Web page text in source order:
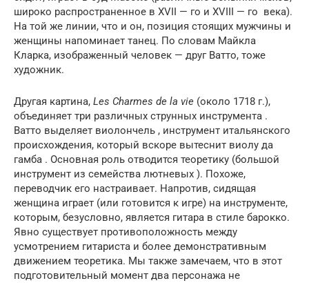
широко распространенное в XVII — го и XVIII — го века).
На той же линии, что и он, позиция стоящих мужчины и
женщины напоминает танец. По словам Майкла
Кларка, изображенный человек — друг Ватто, тоже
художник.
Другая картина, Les Charmes de la vie (около 1718 г.),
объединяет три различных струнных инструмента .
Ватто выделяет виолончель , инструмент итальянского
происхождения, который вскоре вытеснит виолу да
гамба . Основная роль отводится теоретику (большой
инструмент из семейства лютневых ). Похоже,
переводчик его настраивает. Напротив, сидящая
женщина играет (или готовится к игре) на инструменте,
которым, безусловно, является гитара в стиле барокко.
Явно существует противоположность между
усмотрением гитариста и более демонстративным
движением теоретика. Мы также замечаем, что в этот
подготовительный момент два персонажа не